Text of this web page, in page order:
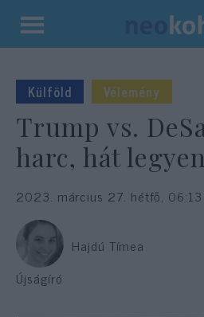
Kilépés
tartalomba
Külföld Vélemény
Trump vs.
harc, hát
2023. március 27. hétfő, 06:13
Hajdú Tímea
Újságíró